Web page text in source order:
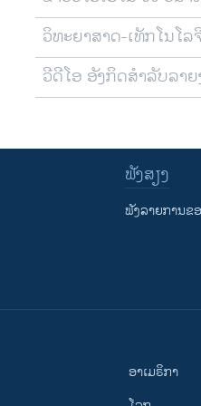
ວິທະຍາສາດ-ເທັກໂນໂລ
ວີດີໂອ ອັງກິດສຳລັບລາ
ຟັງສຽງ
ຟັງລາຍການຂ
ອາເມຣິກາ